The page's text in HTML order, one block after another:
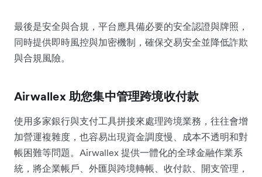
最後是安全與合規，平台應具備必要的安全認證與牌照，
同時提供即時風控與加密機制，確保交易安全並降低詐欺
與合規風險。
Airwallex 助您集中管理跨境收付款
使用多家銀行與支付工具拼接來處理跨境業務，往往會增
加營運複雜度，也容易出現資金調度慢、成本不透明和對
帳困難等問題。Airwallex 提供一體化的全球金融作業系
統，將企業帳戶、外匯與跨境轉帳、收付款、開支管理，